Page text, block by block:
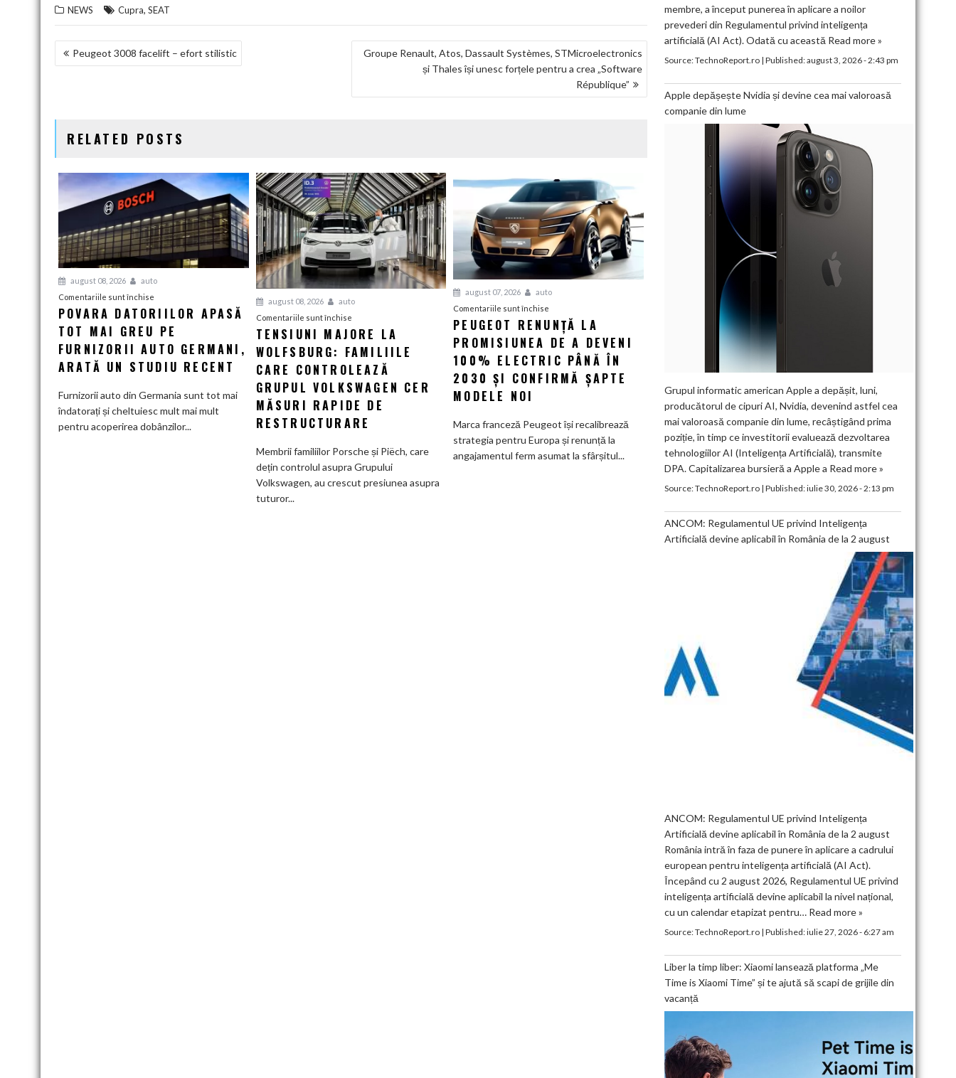
NEWS Cupra, SEAT
NAVIGARE
Peugeot 3008 facelift – efort stilistic
Groupe Renault, Atos, Dassault Systèmes, STMicroelectronics
și Thales își unesc forțele pentru a crea „Software
République”
RELATED POSTS
august 08, 2026
auto
Comentariile sunt închise
Povara
datoriilor
apasă
mai
furnizorii
POVARA DATORIILOR APASĂ
TOT MAI GREU PE
FURNIZORII AUTO GERMANI,
ARATĂ UN STUDIU RECENT
Furnizorii auto din Germania sunt tot mai
îndatorați și cheltuiesc mult mai mult
pentru acoperirea dobânzilor...
august 08, 2026
auto
Comentariile sunt închisepentru
Tensiuni
majore
la
Familiile
care
controlează
Volkswagen
cer
măsuri
TENSIUNI MAJORE LA
WOLFSBURG: FAMILIILE
CARE CONTROLEAZĂ
GRUPUL VOLKSWAGEN CER
MĂSURI RAPIDE DE
RESTRUCTURARE
Membrii familiilor Porsche și Piëch, care
dețin controlul asupra Grupului
Volkswagen, au crescut presiunea asupra
tuturor...
august 07, 2026
auto
Comentariile sunt închise
Peugeot
renunță
la
promisiunea
de
electric
PEUGEOT RENUNȚĂ LA
PROMISIUNEA DE A DEVENI
100% ELECTRIC PÂNĂ ÎN
2030 ȘI CONFIRMĂ ȘAPTE
MODELE NOI
Marca franceză Peugeot își recalibrează
strategia pentru Europa și renunță la
angajamentul ferm asumat la sfârșitul...
membre, a început punerea în aplicare a noilor
prevederi din Regulamentul privind inteligența
artificială (AI Act). Odată cu această Read more »
Source:TechnoReport.ro| Published:august 3, 2026 - 2:43 pm
Apple depășește Nvidia și devine cea mai valoroasă
companie din lume
Grupul informatic american Apple a depășit, luni,
producătorul de cipuri AI, Nvidia, devenind astfel cea
mai valoroasă companie din lume, recâștigând prima
poziție, în timp ce investitorii evaluează dezvoltarea
tehnologiilor AI (Inteligența Artificială), transmite
DPA. Capitalizarea bursieră a Apple a Read more »
Source:TechnoReport.ro| Published:iulie 30, 2026 - 2:13 pm
ANCOM: Regulamentul UE privind Inteligența
Artificială devine aplicabil în România de la 2 august
ANCOM: Regulamentul UE privind Inteligența
Artificială devine aplicabil în România de la 2 august
România intră în faza de punere în aplicare a cadrului
european pentru inteligența artificială (AI Act).
Începând cu 2 august 2026, Regulamentul UE privind
inteligența artificială devine aplicabil la nivel național,
cu un calendar etapizat pentru… Read more »
Source:TechnoReport.ro| Published:iulie 27, 2026 - 6:27 am
Liber la timp liber: Xiaomi lansează platforma „Me
Time is Xiaomi Time” și te ajută să scapi de grijile din
vacanță